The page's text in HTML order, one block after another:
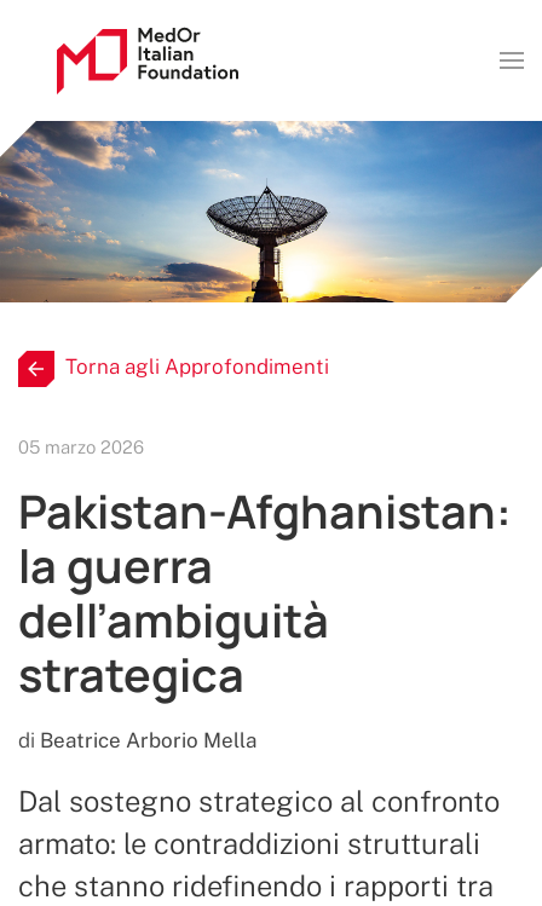
Torna agli Approfondimenti
05 marzo 2026
Pakistan-Afghanistan:
la guerra
dell’ambiguità
strategica
di Beatrice Arborio Mella
Dal sostegno strategico al confronto
armato: le contraddizioni strutturali
che stanno ridefinendo i rapporti tra